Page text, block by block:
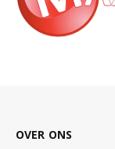
OVER ONS